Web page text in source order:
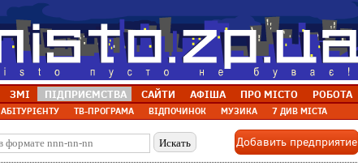
ЗМІ ПІДПРИЄМСТВА САЙТИ АФІША ПРО МІСТО РОБОТА
АБІТУРІЄНТУ ТВ-ПРОГРАМА ВІДПОЧИНОК МУЗИКА 7 ДИВ МІСТА
Добавить предприятие